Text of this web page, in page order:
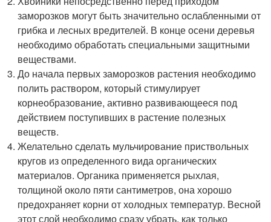
заморозков могут быть значительно ослабленными от
грибка и лесных вредителей. В конце осени деревья
необходимо обработать специальными защитными
веществами.
До начала первых заморозков растения необходимо
полить раствором, который стимулирует
корнеобразование, активно развивающееся под
действием поступивших в растение полезных
веществ.
Желательно сделать мульчирование приствольных
кругов из определенного вида органических
материалов. Органика применяется рыхлая,
толщиной около пяти сантиметров, она хорошо
предохраняет корни от холодных температур. Весной
этот слой необходимо сразу убрать, как только